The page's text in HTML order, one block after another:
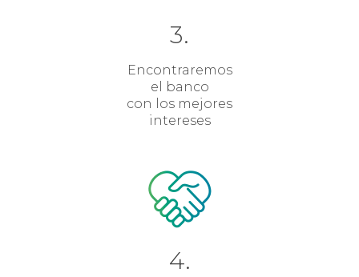
3.
Encontraremos
el banco
con los mejores
intereses
4.